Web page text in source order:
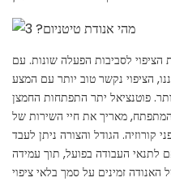
לסביבות הפעלה שונות. עם
הציפוי נקשר טוב יותר עם המצע
פוטנציאל יתר התפתחות החמצן
מאריך את חיי השירות של
קורוזיה. הגודל והצורה ניתן לעבד
לתנאי העבודה בפועל, תוך עמידה
זמינים על סמך בלאי ציפוי